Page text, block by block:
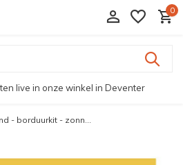
0
live in onze winkel in Deventer
- borduurkit - zonn...